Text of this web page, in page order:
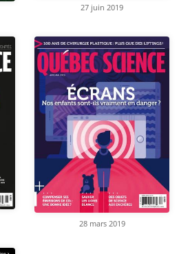
27 juin 2019
28 mars 2019